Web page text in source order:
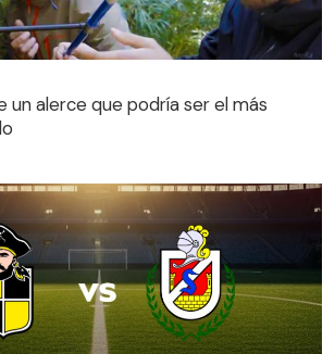
un alerce que podría ser el más